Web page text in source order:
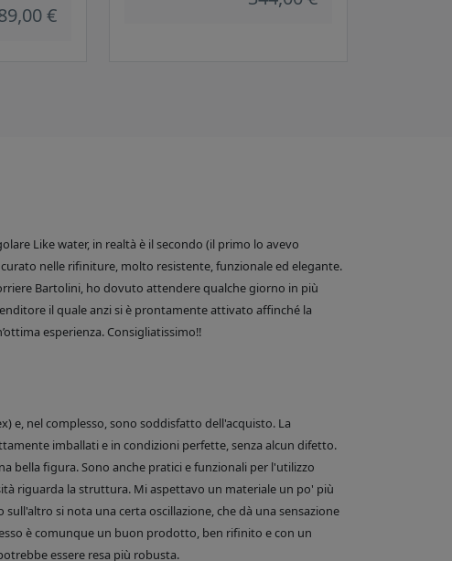
€
Like water, in realtà è il secondo (il primo lo avevo
nelle rifiniture, molto resistente, funzionale ed elegante.
Bartolini, ho dovuto attendere qualche giorno in più
il quale anzi si è prontamente attivato affinché la
esperienza. Consigliatissimo!!
e, nel complesso, sono soddisfatto dell'acquisto. La
imballati e in condizioni perfette, senza alcun difetto.
bella figura. Sono anche pratici e funzionali per l'utilizzo
riguarda la struttura. Mi aspettavo un materiale un po' più
si nota una certa oscillazione, che dà una sensazione
è comunque un buon prodotto, ben rifinito e con un
essere resa più robusta.